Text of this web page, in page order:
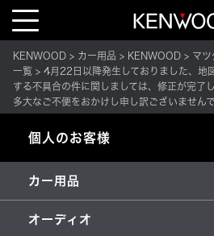
T
l
e
n
a
v
i
a
i
n
KENWOOD カー用品 KENWOOD マツ
一覧
4月22日以降発生しておりました、地
する不具合の件に関しましては、修正が完了
多大なご不便をおかけし申し訳ございませんで
個人のお客様
カー用品
オーディオ